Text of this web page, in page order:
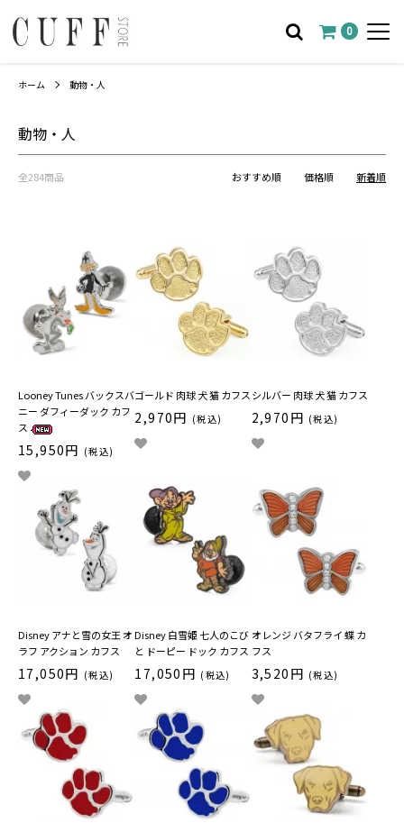
0
ホーム 動物・人
動物・人
全284商品 おすすめ順 価格順 新着順
Looney Tunes バックスバ
ニー ダフィーダック カフ
ス
15,950円 (税込)
ゴールド 肉球 犬 猫 カフス
2,970円 (税込)
シルバー 肉球 犬 猫 カフス
2,970円 (税込)
Disney アナと雪の女王 オ
ラフ アクション カフス
17,050円 (税込)
Disney 白雪姫 七人のこび
と ドーピー ドック カフス
17,050円 (税込)
オレンジ バタフライ 蝶 カ
フス
3,520円 (税込)